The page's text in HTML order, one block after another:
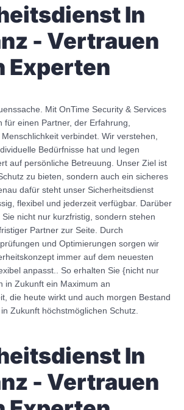
In
- Vertrauen
Experten
Mit OnTime Security & Services
für einen Partner, der Erfahrung,
verbindet. Wir verstehen,
Bedürfnisse hat und legen
auf persönliche Betreuung. Unser Ziel ist
zu bieten, sondern auch ein sicheres
dafür steht unser Sicherheitsdienst
flexibel und jederzeit verfügbar. Darüber
nicht nur kurzfristig, sondern stehen
Partner zur Seite. Durch
und Optimierungen sorgen wir
immer auf dem neuesten
anpasst.. So erhalten Sie {nicht nur
in Zukunft ein Maximum an
die heute wirkt und auch morgen Bestand
Zukunft höchstmöglichen Schutz.
In
- Vertrauen